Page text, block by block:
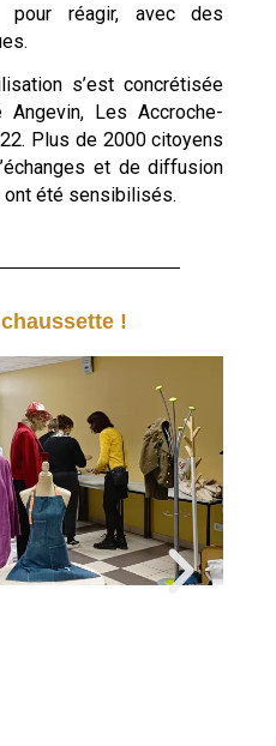
pour réagir, avec des
s’est concrétisée
Les Accroche-
Plus de 2000 citoyens
et de diffusion
ont été sensibilisés.
!